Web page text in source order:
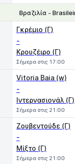
Βραζιλία -
Γκρέμιο (Γ)
-
Κρουζέιρο (Γ)
Σήμερα στις 17:00
Vitoria Baia (w)
-
Ιντερνασιονάλ (Γ)
Σήμερα στις 21:00
Ζουβεντούδε (Γ)
-
Μίξτο (Γ)
Σήμερα στις 21:00